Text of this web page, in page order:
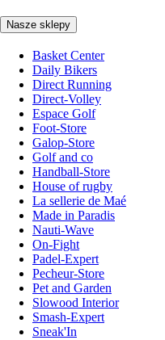
Nasze sklepy
Basket Center
Daily Bikers
Direct Running
Direct-Volley
Espace Golf
Foot-Store
Galop-Store
Golf and co
Handball-Store
House of rugby
La sellerie de Maé
Made in Paradis
Nauti-Wave
On-Fight
Padel-Expert
Pecheur-Store
Pet and Garden
Slowood Interior
Smash-Expert
Sneak'In